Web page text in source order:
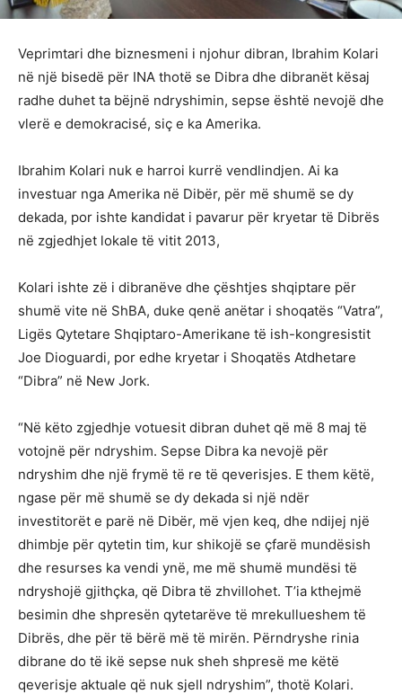
Veprimtari dhe biznesmeni i njohur dibran, Ibrahim Kolari
në një bisedë për INA thotë se Dibra dhe dibranët kësaj
radhe duhet ta bëjnë ndryshimin, sepse është nevojë dhe
vlerë e demokracisé, siç e ka Amerika.
Ibrahim Kolari nuk e harroi kurrë vendlindjen. Ai ka
investuar nga Amerika në Dibër, për më shumë se dy
dekada, por ishte kandidat i pavarur për kryetar të Dibrës
në zgjedhjet lokale të vitit 2013,
Kolari ishte zë i dibranëve dhe çështjes shqiptare për
shumë vite në ShBA, duke qenë anëtar i shoqatës “Vatra”,
Ligës Qytetare Shqiptaro-Amerikane të ish-kongresistit
Joe Dioguardi, por edhe kryetar i Shoqatës Atdhetare
“Dibra” në New Jork.
“Në këto zgjedhje votuesit dibran duhet që më 8 maj të
votojnë për ndryshim. Sepse Dibra ka nevojë për
ndryshim dhe një frymë të re të qeverisjes. E them këtë,
ngase për më shumë se dy dekada si një ndër
investitorët e parë në Dibër, më vjen keq, dhe ndijej një
dhimbje për qytetin tim, kur shikojë se çfarë mundësish
dhe resurses ka vendi ynë, me më shumë mundësi të
ndryshojë gjithçka, që Dibra të zhvillohet. T’ia kthejmë
besimin dhe shpresën qytetarëve të mrekullueshem të
Dibrës, dhe për të bërë më të mirën. Përndryshe rinia
dibrane do të ikë sepse nuk sheh shpresë me këtë
qeverisje aktuale që nuk sjell ndryshim”, thotë Kolari.